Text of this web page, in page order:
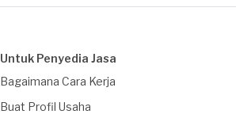
1 hari yang lalu
Untuk Penyedia Jasa
Bagaimana Cara Kerja
Buat Profil Usaha